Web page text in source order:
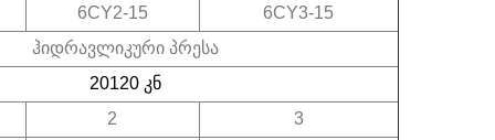
5/8
ფართომასშტაბიანი ფხვნილის
წარმოებას თანდართული დაფქვით,
თანმიმდევრული სისუფთავით, უფრო
მაღალი ტევადობით და ჰიგიენური
6CY2-15
6CY3-15
ჰიდრავლიკური პრესა
20120 კნ
2
3